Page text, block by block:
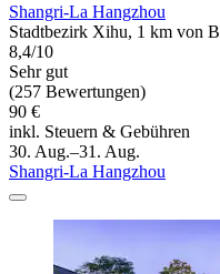
Shangri-La Hangzhou
Stadtbezirk Xihu, 1 km von
8,4/10
Sehr gut
(257 Bewertungen)
90 €
inkl. Steuern & Gebühren
30. Aug.–31. Aug.
Shangri-La Hangzhou